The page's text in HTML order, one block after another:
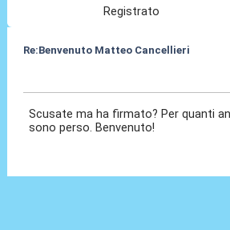
Registrato
Re:Benvenuto Matteo Cancellieri
Scusate ma ha firmato? Per quanti
sono perso. Benvenuto!